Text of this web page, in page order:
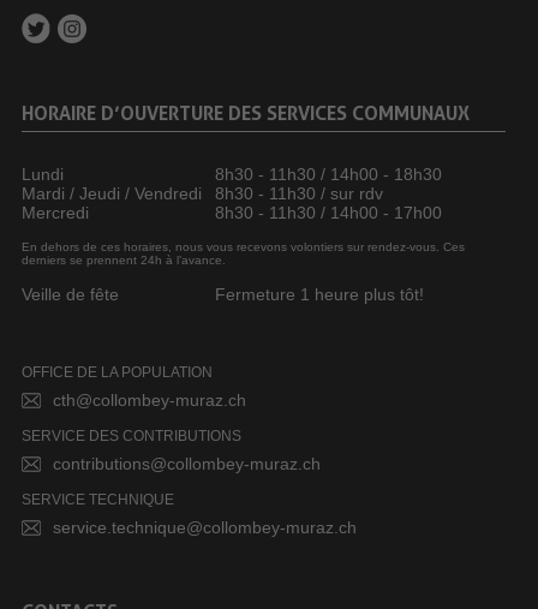
HORAIRE D’OUVERTURE DES SERVICES COMMUNAUX
Lundi
8h30 - 11h30 / 14h00 - 18h30
Mardi / Jeudi / Vendredi
8h30 - 11h30 / sur rdv
Mercredi
8h30 - 11h30 / 14h00 - 17h00
En dehors de ces horaires, nous vous recevons volontiers sur rendez-vous. Ces
derniers se prennent 24h à l’avance.
Veille de fête Fermeture 1 heure plus tôt!
OFFICE DE LA POPULATION
cth@collombey-muraz.ch
SERVICE DES CONTRIBUTIONS
contributions@collombey-muraz.ch
SERVICE TECHNIQUE
service.technique@collombey-muraz.ch